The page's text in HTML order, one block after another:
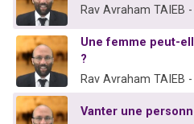
Rav Avraham TAIEB
Une femme peut-
?
Rav Avraham TAIEB
Vanter une